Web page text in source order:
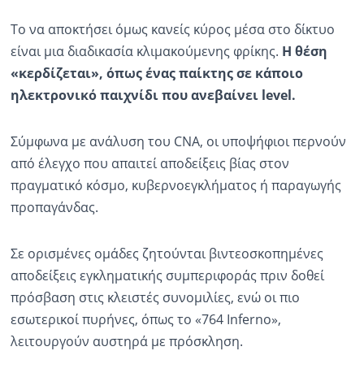
Το να αποκτήσει όμως κανείς κύρος μέσα στο δίκτυο
είναι μια διαδικασία κλιμακούμενης φρίκης. Η θέση
«κερδίζεται», όπως ένας παίκτης σε κάποιο
ηλεκτρονικό παιχνίδι που ανεβαίνει level.
Σύμφωνα με ανάλυση του CNA, οι υποψήφιοι περνούν
από έλεγχο που απαιτεί αποδείξεις βίας στον
πραγματικό κόσμο, κυβερνοεγκλήματος ή παραγωγής
προπαγάνδας.
Σε ορισμένες ομάδες ζητούνται βιντεοσκοπημένες
αποδείξεις εγκληματικής συμπεριφοράς πριν δοθεί
πρόσβαση στις κλειστές συνομιλίες, ενώ οι πιο
εσωτερικοί πυρήνες, όπως το «764 Inferno»,
λειτουργούν αυστηρά με πρόσκληση.